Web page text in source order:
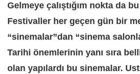
Gelmeye çalıştığım nokta da
Festivaller her geçen gün bir
“sinemalar”dan “sinema
Tarihi önemlerinin yanı sıra
olan yapılardı bu sinemalar.